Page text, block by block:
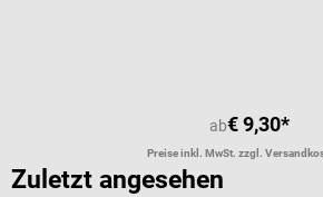
ab€ 9,30*
Preise inkl. MwSt. zzgl.
Zuletzt angesehen